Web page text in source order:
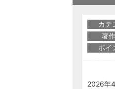
カテ
著
ポイ
2026年